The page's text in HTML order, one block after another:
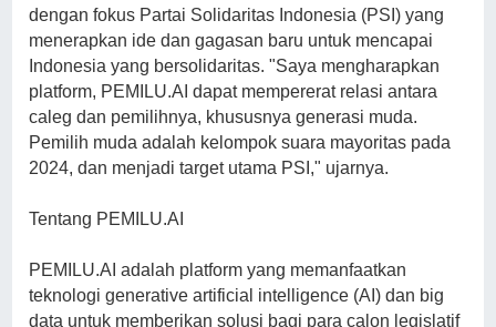
dengan fokus Partai Solidaritas Indonesia (PSI) yang
menerapkan ide dan gagasan baru untuk mencapai
Indonesia yang bersolidaritas. "Saya mengharapkan
platform, PEMILU.AI dapat mempererat relasi antara
caleg dan pemilihnya, khususnya generasi muda.
Pemilih muda adalah kelompok suara mayoritas pada
2024, dan menjadi target utama PSI," ujarnya.
Tentang PEMILU.AI
PEMILU.AI adalah platform yang memanfaatkan
teknologi generative artificial intelligence (AI) dan big
data untuk memberikan solusi bagi para calon legislatif